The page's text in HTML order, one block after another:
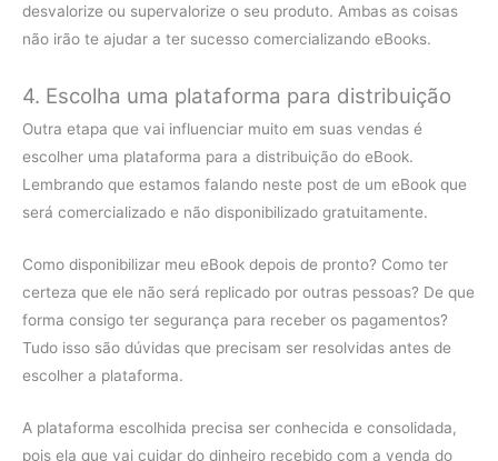
desvalorize ou supervalorize o seu produto. Ambas as coisas
não irão te ajudar a ter sucesso comercializando eBooks.
4. Escolha uma plataforma para distribuição
Outra etapa que vai influenciar muito em suas vendas é
escolher uma plataforma para a distribuição do eBook.
Lembrando que estamos falando neste post de um eBook que
será comercializado e não disponibilizado gratuitamente.
Como disponibilizar meu eBook depois de pronto? Como ter
certeza que ele não será replicado por outras pessoas? De que
forma consigo ter segurança para receber os pagamentos?
Tudo isso são dúvidas que precisam ser resolvidas antes de
escolher a plataforma.
A plataforma escolhida precisa ser conhecida e consolidada,
pois ela que vai cuidar do dinheiro recebido com a venda do